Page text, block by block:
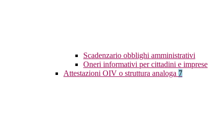
Scadenzario obblighi amministrativi
Oneri informativi per cittadini e imprese
Attestazioni OIV o struttura analoga 7